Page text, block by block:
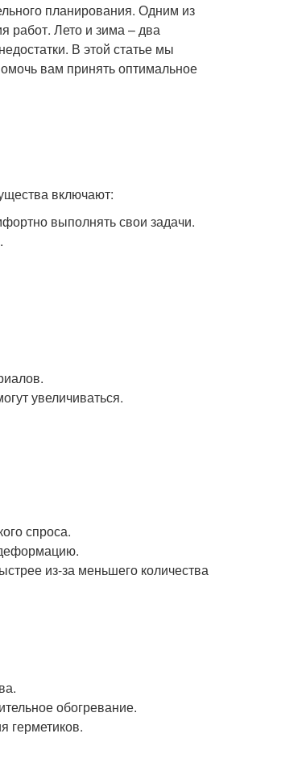
планирования. Одним из
работ. Лето и зима – два
В этой статье мы
вам принять оптимальное
включают:
выполнять свои задачи.
увеличиваться.
спроса.
из-за меньшего количества
обогревание.
герметиков.